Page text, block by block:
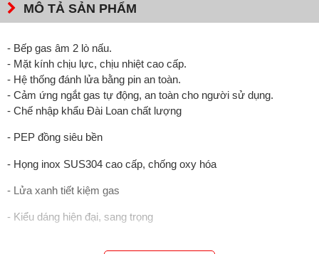
MÔ TẢ SẢN PHẨM
- Bếp gas âm 2 lò nấu.
- Mặt kính chịu lực, chịu nhiệt cao cấp.
- Hệ thống đánh lửa bằng pin an toàn.
- Cảm ứng ngắt gas tự động, an toàn cho người sử dụng.
- Chế nhập khẩu Đài Loan chất lượng
- PEP đồng siêu bền
- Họng inox SUS304 cao cấp, chống oxy hóa
- Lửa xanh tiết kiệm gas
- Kiểu dáng hiện đại, sang trọng